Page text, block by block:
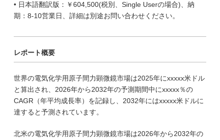
• 日本語翻訳版：￥604,500(税別、Single Userの場合)、納
期：8-10営業日、詳細は別途お問い合わせください。
レポート概要
世界の電気化学用原子間力顕微鏡市場は2025年にxxxxx米ドル
と算出され、2026年から2032年の予測期間中にxxxxx％の
CAGR（年平均成長率）を記録し、2032年にはxxxxx米ドルに
達すると予測されています。
北米の電気化学用原子間力顕微鏡市場は2026年から2032年の